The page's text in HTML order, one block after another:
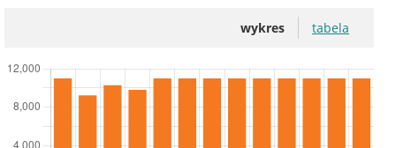
wykres tabela